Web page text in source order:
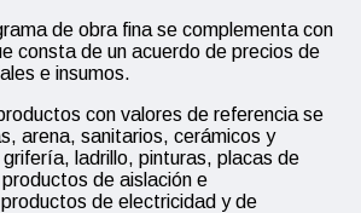
de obra fina se complementa con
consta de un acuerdo de precios de
e insumos.
con valores de referencia se
arena, sanitarios, cerámicos y
ladrillo, pinturas, placas de
de aislación e
de electricidad y de